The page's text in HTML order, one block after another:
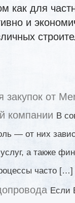
как для
и
закупок от
компании В
— от них
а также
часто […]
Если